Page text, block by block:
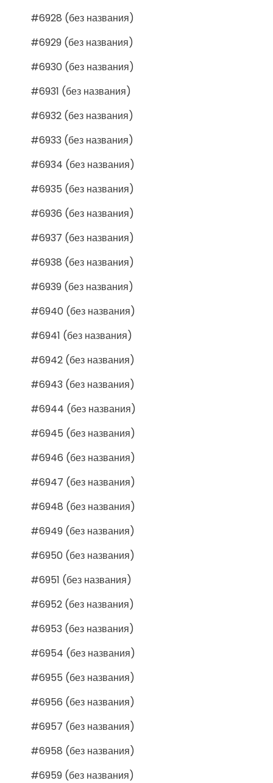
#6928 (без названия)
#6929 (без названия)
#6930 (без названия)
#6931 (без названия)
#6932 (без названия)
#6933 (без названия)
#6934 (без названия)
#6935 (без названия)
#6936 (без названия)
#6937 (без названия)
#6938 (без названия)
#6939 (без названия)
#6940 (без названия)
#6941 (без названия)
#6942 (без названия)
#6943 (без названия)
#6944 (без названия)
#6945 (без названия)
#6946 (без названия)
#6947 (без названия)
#6948 (без названия)
#6949 (без названия)
#6950 (без названия)
#6951 (без названия)
#6952 (без названия)
#6953 (без названия)
#6954 (без названия)
#6955 (без названия)
#6956 (без названия)
#6957 (без названия)
#6958 (без названия)
#6959 (без названия)